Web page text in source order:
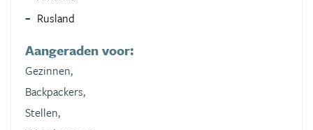
Rusland
Aangeraden voor:
Gezinnen,
Backpackers,
Stellen,